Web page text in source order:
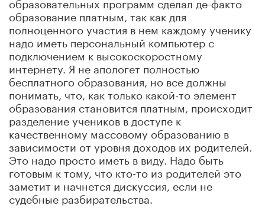
образование платным, так как для
полноценного участия в нем каждому ученику
надо иметь персональный компьютер с
подключением к высокоскоростному
интернету. Я не апологет полностью
бесплатного образования, но все должны
понимать, что, как только какой-то элемент
образования становится платным, происходит
разделение учеников в доступе к
качественному массовому образованию в
зависимости от уровня доходов их родителей.
Это надо просто иметь в виду. Надо быть
готовым к тому, что кто-то из родителей это
заметит и начнется дискуссия, если не
судебные разбирательства.